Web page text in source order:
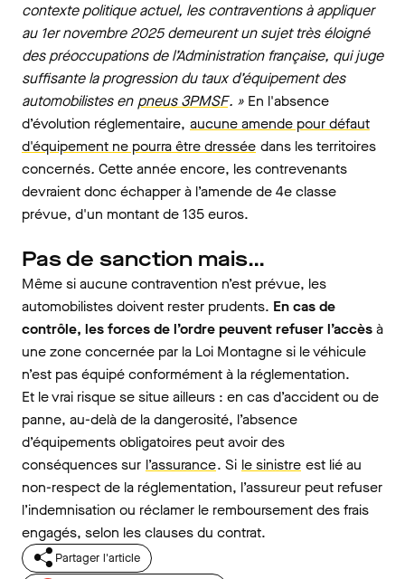
contexte politique actuel, les contraventions à appliquer
au 1er novembre 2025 demeurent un sujet très éloigné
des préoccupations de l’Administration française, qui juge
suffisante la progression du taux d’équipement des
automobilistes en pneus 3PMSF. » En l'absence
d’évolution réglementaire, aucune amende pour défaut
d'équipement ne pourra être dressée dans les territoires
concernés. Cette année encore, les contrevenants
devraient donc échapper à l’amende de 4e classe
prévue, d'un montant de 135 euros.
Pas de sanction mais…
Même si aucune contravention n’est prévue, les
automobilistes doivent rester prudents. En cas de
contrôle, les forces de l’ordre peuvent refuser l’accèsà
une zone concernée par la Loi Montagne si le véhicule
n’est pas équipé conformément à la réglementation.
Et le vrai risque se situe ailleurs : en cas d’accident ou de
panne, au-delà de la dangerosité, l’absence
d’équipements obligatoires peut avoir des
conséquences sur l’assurance. Si le sinistre est lié au
non-respect de la réglementation, l’assureur peut refuser
l’indemnisation ou réclamer le remboursement des frais
engagés, selon les clauses du contrat.
Partager l'article